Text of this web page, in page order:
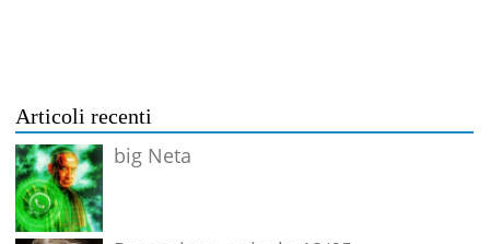
Articoli recenti
big Neta